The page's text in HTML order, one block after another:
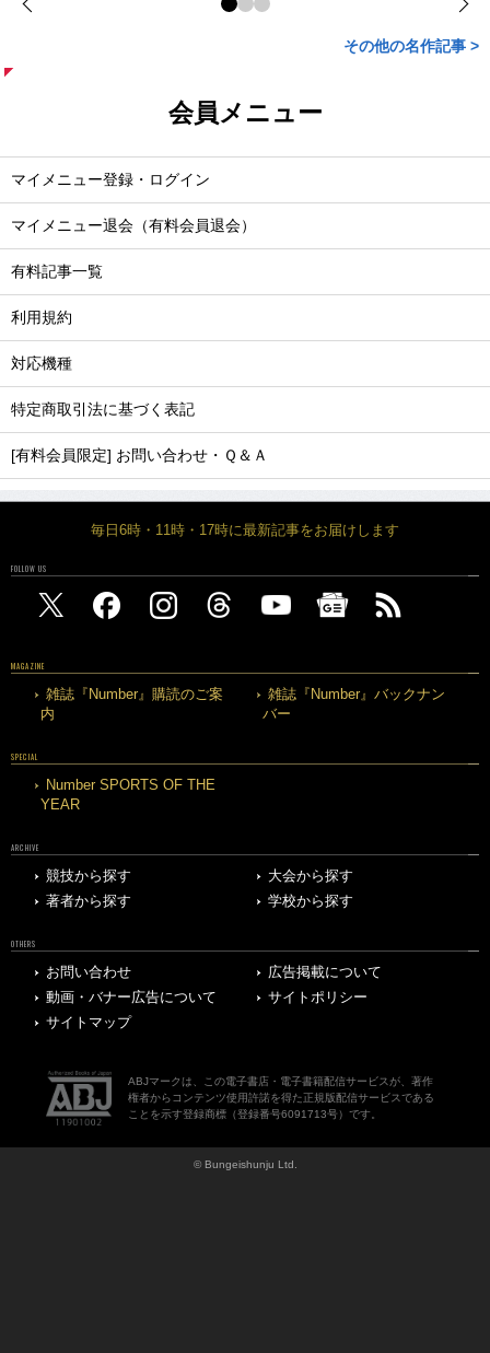
その他の名作記事 >
会員メニュー
マイメニュー登録・ログイン
マイメニュー退会（有料会員退会）
有料記事一覧
利用規約
対応機種
特定商取引法に基づく表記
[有料会員限定] お問い合わせ・Ｑ＆Ａ
毎日6時・11時・17時に最新記事をお届けします
FOLLOW US
MAGAZINE
雑誌『Number』購読のご案
内
雑誌『Number』バックナン
バー
SPECIAL
Number SPORTS OF THE
YEAR
ARCHIVE
競技から探す
大会から探す
著者から探す
学校から探す
OTHERS
お問い合わせ
広告掲載について
動画・バナー広告について
サイトポリシー
サイトマップ
ABJマークは、この電子書店・電子書籍配信サービスが、著作
権者からコンテンツ使用許諾を得た正規版配信サービスである
ことを示す登録商標（登録番号6091713号）です。
© Bungeishunju Ltd.